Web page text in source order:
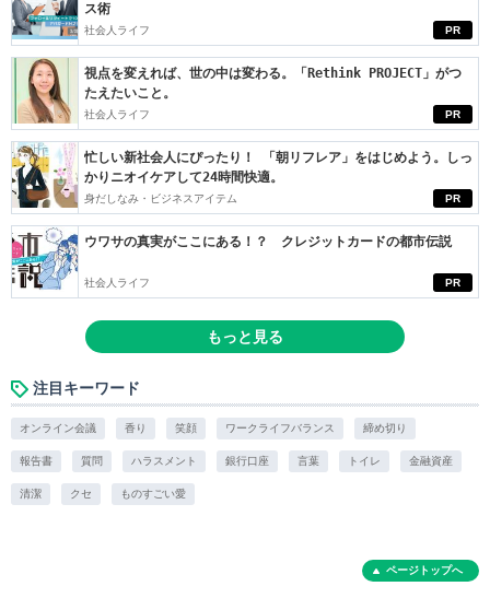
PR
ス術
社会人ライフ
PR
視点を変えれば、世の中は変わる。「Rethink PROJECT」がつ
たえたいこと。
社会人ライフ
PR
忙しい新社会人にぴったり！ 「朝リフレア」をはじめよう。しっ
かりニオイケアして24時間快適。
身だしなみ・ビジネスアイテム
PR
ウワサの真実がここにある！？ クレジットカードの都市伝説
社会人ライフ
もっと見る
注目キーワード
オンライン会議 香り 笑顔 ワークライフバランス 締め切り
報告書 質問 ハラスメント 銀行口座 言葉 トイレ 金融資産
清潔 クセ ものすごい愛
ページトップへ